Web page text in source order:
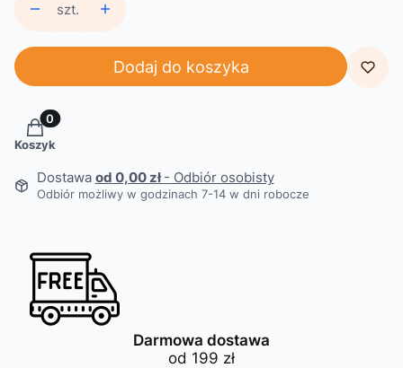
szt.
Dodaj do koszyka
Produkty w koszyku: 0. Zobacz szczegóły
Koszyk
Dostawa od 0,00 zł- Odbiór osobisty
Odbiór możliwy w godzinach 7-14 w dni robocze
Darmowa dostawa
od 199 zł